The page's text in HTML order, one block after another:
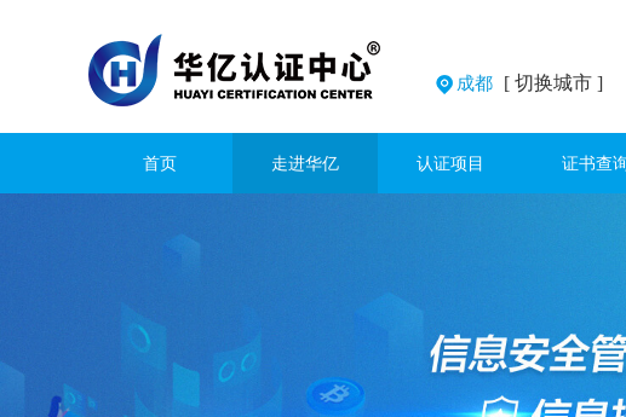
成都 [ 切换城市 ]
首页 走进华亿 认证项目 证书查